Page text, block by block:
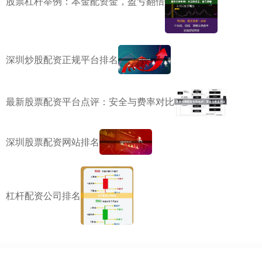
深圳炒股配资正规平台排名
最新股票配资平台点评：安全与费率对比
深圳股票配资网站排名
杠杆配资公司排名